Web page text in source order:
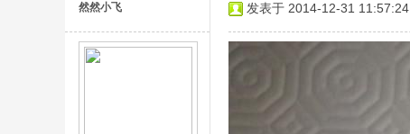
然然小飞 发表于 2014-12-31 11:57:24